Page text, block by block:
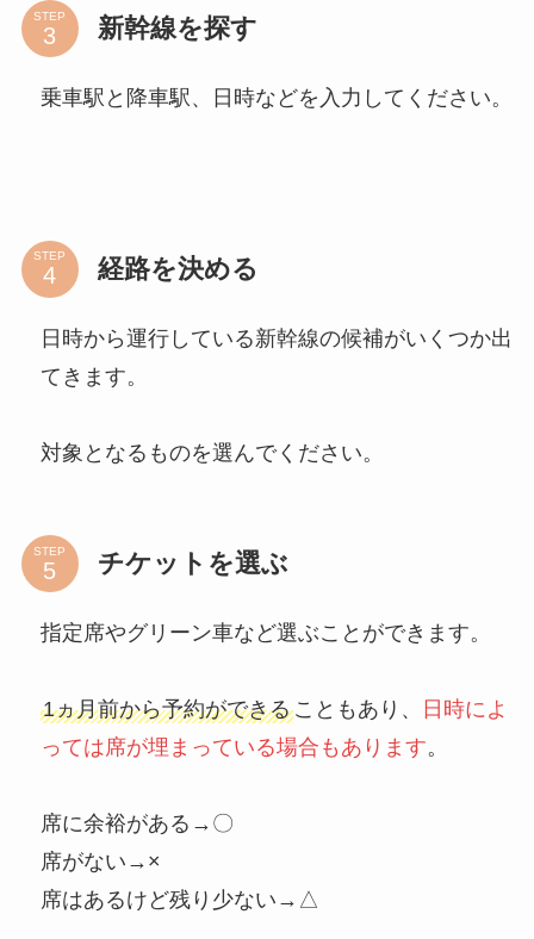
STEP 新幹線を探す
乗車駅と降車駅、日時などを入力してください。
STEP 経路を決める
日時から運行している新幹線の候補がいくつか出
てきます。
対象となるものを選んでください。
STEP チケットを選ぶ
指定席やグリーン車など選ぶことができます。
1ヵ月前から予約ができることもあり、
日時によ
っては席が埋まっている場合もあります。
席に余裕がある→〇
席がない→×
席はあるけど残り少ない→△